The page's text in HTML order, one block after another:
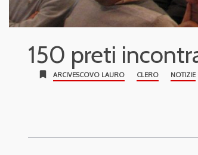
150 preti
bookmark ARCIVESCOVO LAURO CLERO NOTIZIE